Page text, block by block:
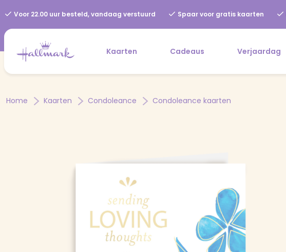
Voor 22.00 uur besteld, vandaag verstuurd Spaar voor gratis kaarten
Kaarten Cadeaus Verjaardag
Home Kaarten Condoleance Condoleance kaarten